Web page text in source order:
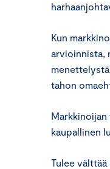
Kun
arvioinnista,
tahon
kaupallinen
Tulee